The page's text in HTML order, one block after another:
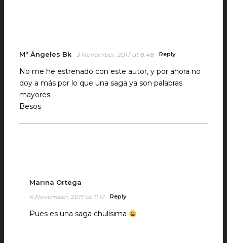
Mª Ángeles Bk 3 November, 2017 at 8:48 Reply
No me he estrenado con este autor, y por ahora no
doy a más por lo que una saga ya son palabras
mayores.
Besos
Marina Ortega
4 November, 2017 at 11:17 Reply
Pues es una saga chulísima